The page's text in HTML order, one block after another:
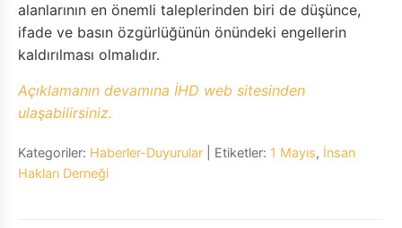
alanlarının en önemli taleplerinden biri de düşünce,
ifade ve basın özgürlüğünün önündeki engellerin
kaldırılması olmalıdır.
Açıklamanın devamına İHD web sitesinden
ulaşabilirsiniz.
Kategoriler: Haberler-Duyurular | Etiketler: 1 Mayıs, İnsan
Hakları Derneği